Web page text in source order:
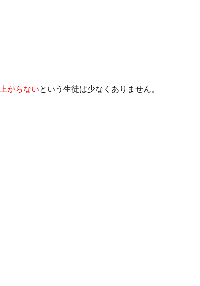
がらないという生徒は少なくありません。